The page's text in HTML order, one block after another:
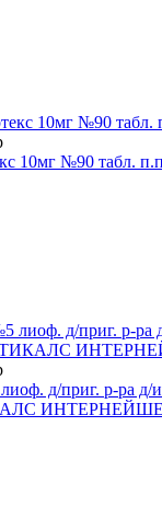
10мг №90 табл.
д/приг. р-ра